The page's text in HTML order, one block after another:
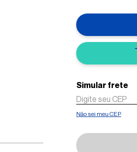
Não sei meu CEP